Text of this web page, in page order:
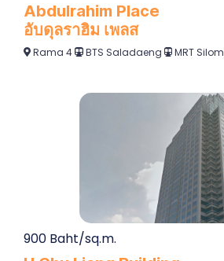
Abdulrahim Place
อับดุลราฮิม เพลส
Rama 4 BTS Saladaeng MRT Silom
900 Baht/sq.m.